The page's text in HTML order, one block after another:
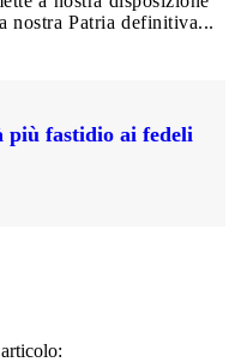
nostra Patria definitiva...
più fastidio ai fedeli